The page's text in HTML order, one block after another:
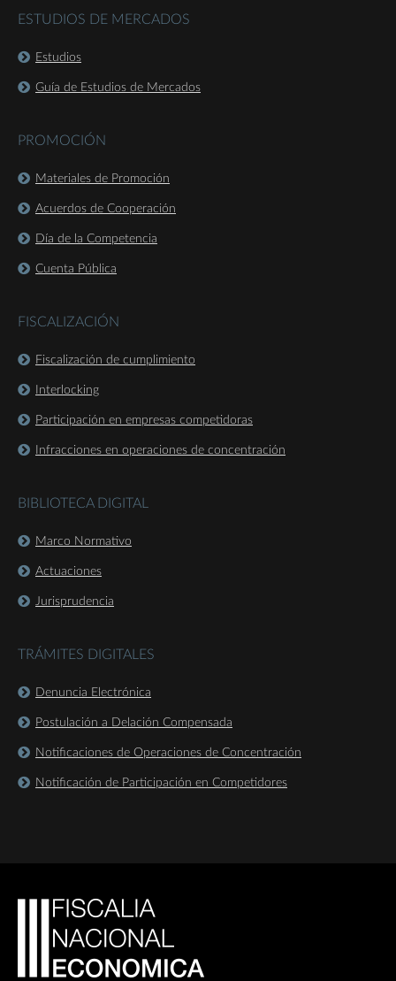
ESTUDIOS DE MERCADOS
Estudios
Guía de Estudios de Mercados
PROMOCIÓN
Materiales de Promoción
Acuerdos de Cooperación
Día de la Competencia
Cuenta Pública
FISCALIZACIÓN
Fiscalización de cumplimiento
Interlocking
Participación en empresas competidoras
Infracciones en operaciones de concentración
BIBLIOTECA DIGITAL
Marco Normativo
Actuaciones
Jurisprudencia
TRÁMITES DIGITALES
Denuncia Electrónica
Postulación a Delación Compensada
Notificaciones de Operaciones de Concentración
Notificación de Participación en Competidores